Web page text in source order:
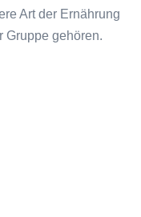
Art der Ernährung
Gruppe gehören.